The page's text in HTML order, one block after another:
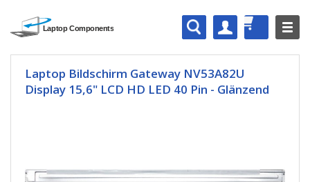
Laptop Bildschirm Gateway NV53A82U
Display 15,6" LCD HD LED 40 Pin - Glänzend